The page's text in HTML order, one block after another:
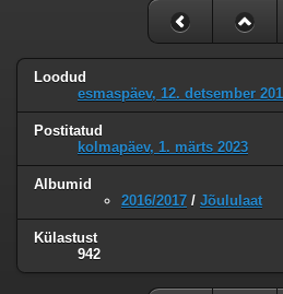
Loodud
esmaspäev, 12. detsember
Postitatud
kolmapäev, 1. märts 2023
Albumid
2016/2017 / Jõululaat
Külastust
942